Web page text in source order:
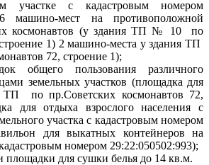
участке с кадастровым номером
машино-мест на противоположной
космонавтов (у здания ТП № 10
по
1) 2 машино-места у здания ТП
72, строение 1);
общего пользования различного
земельных участков (площадка для
ТП
по пр.Советских космонавтов 72,
для отдыха взрослого населения с
участка с кадастровым номером
для выкатных контейнеров на
номером 29:22:050502:993);
для сушки белья до 14 кв.м.